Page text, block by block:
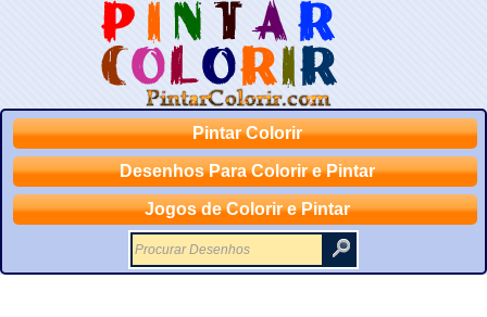
Pintar Colorir
Desenhos Para Colorir e Pintar
Jogos de Colorir e Pintar